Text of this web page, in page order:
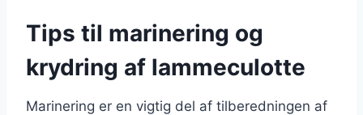
Tips til marinering og
krydring af lammeculotte
Marinering er en vigtig del af tilberedningen af